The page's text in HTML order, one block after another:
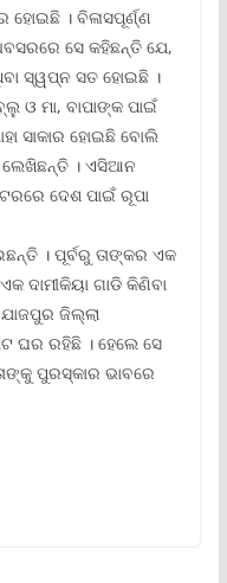
ହୋଇଛି । ବିଳାସପୂର୍ଣ୍ଣ
ସେ କହିଛନ୍ତି ଯେ,
ସ୍ୱପ୍ନ ସତ ହୋଇଛି ।
ଓ ମା, ବାପାଙ୍କ ପାଇଁ
ସାକାର ହୋଇଛି ବୋଲି
। ଏସିଆନ
ଦେଶ ପାଇଁ ରୂପା
। ପୂର୍ବରୁ ତାଙ୍କର ଏକ
ଦାମୀକିୟା ଗାଡି କିଣିବା
ଯାଜପୁର ଜିଲ୍ଲା
ଘର ରହିଛି । ହେଲେ ସେ
ପୁରସ୍କାର ଭାବରେ